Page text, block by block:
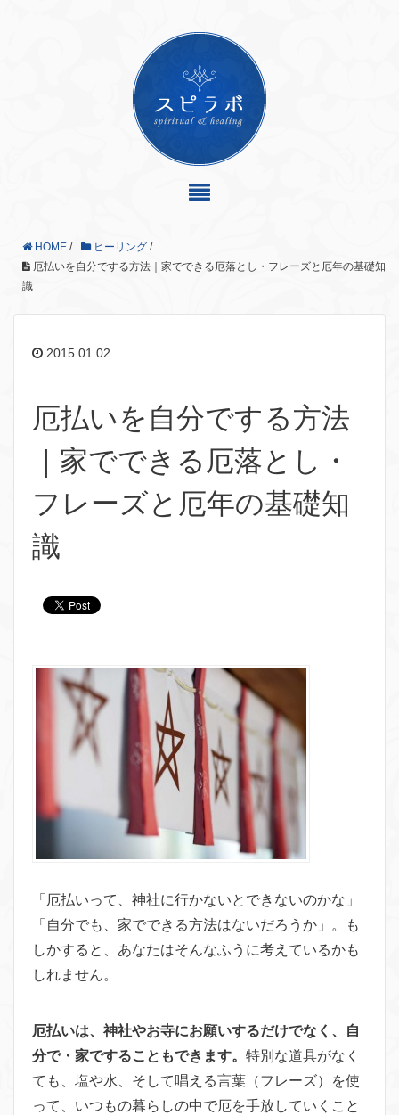
HOME / ヒーリング /
厄払いを自分でする方法｜家でできる厄落とし・フレーズと厄年の基礎知
識
2015.01.02
厄払いを自分でする方法
｜家でできる厄落とし・
フレーズと厄年の基礎知
識
「厄払いって、神社に行かないとできないのかな」
「自分でも、家でできる方法はないだろうか」。も
しかすると、あなたはそんなふうに考えているかも
しれません。
厄払いは、神社やお寺にお願いするだけでなく、自
分で・家ですることもできます。 特別な道具がなく
ても、塩や水、そして唱える言葉（フレーズ）を使
って、いつもの暮らしの中で厄を手放していくこと